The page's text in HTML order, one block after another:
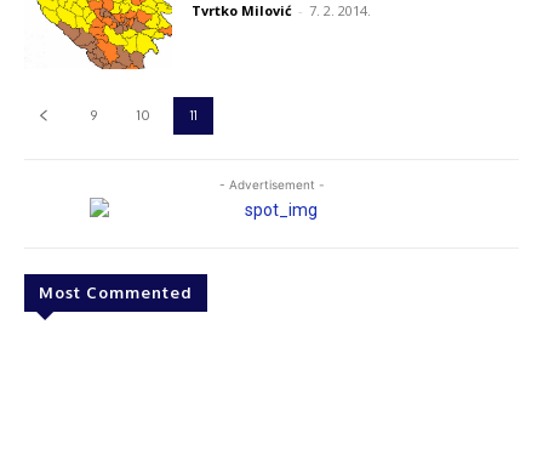
- Advertisement -
Most Commented
Tvrtko Milović - 7. 2. 2014.
9 10 11